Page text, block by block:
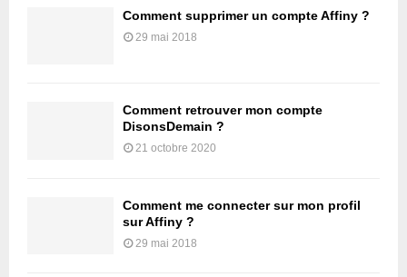
Comment supprimer un compte Affiny ?
29 mai 2018
Comment retrouver mon compte
DisonsDemain ?
21 octobre 2020
Comment me connecter sur mon profil
sur Affiny ?
29 mai 2018